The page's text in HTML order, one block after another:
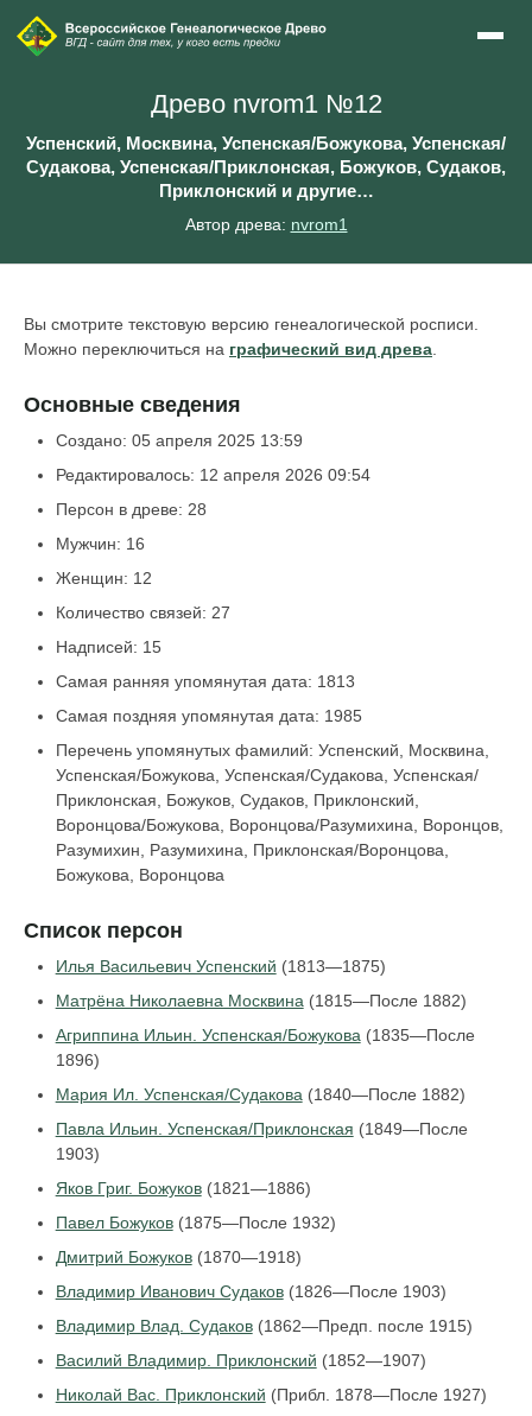
Древо nvrom1 №12
Успенский, Москвина, Успенская/Божукова, Успенская/
Судакова, Успенская/Приклонская, Божуков, Судаков,
Приклонский и другие…
Автор древа: nvrom1
Вы смотрите текстовую версию генеалогической росписи.
Можно переключиться на графический вид древа
Основные сведения
Создано: 05 апреля 2025 13:59
Редактировалось: 12 апреля 2026 09:54
Персон в древе: 28
Мужчин: 16
Женщин: 12
Количество связей: 27
Надписей: 15
Самая ранняя упомянутая дата: 1813
Самая поздняя упомянутая дата: 1985
Перечень упомянутых фамилий: Успенский, Москвина,
Успенская/Божукова, Успенская/Судакова, Успенская/
Приклонская, Божуков, Судаков, Приклонский,
Воронцова/Божукова, Воронцова/Разумихина, Воронцов,
Разумихин, Разумихина, Приклонская/Воронцова,
Божукова, Воронцова
Список персон
Илья Васильевич Успенский (1813—1875)
Матрёна Николаевна Москвина(1815—После 1882)
Агриппина Ильин. Успенская/Божукова(1835—После
1896)
Мария Ил. Успенская/Судакова(1840—После 1882)
Павла Ильин. Успенская/Приклонская (1849—После
1903)
Яков Григ. Божуков(1821—1886)
Павел Божуков(1875—После 1932)
Дмитрий Божуков(1870—1918)
Владимир Иванович Судаков(1826—После 1903)
Владимир Влад. Судаков(1862—Предп. после 1915)
Василий Владимир. Приклонский (1852—1907)
Николай Вас. Приклонский (Прибл. 1878—После 1927)